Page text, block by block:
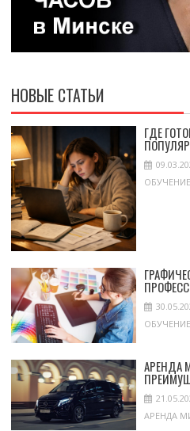
НОВЫЕ СТАТЬИ
ГДЕ
ОБУЧЕНИЕ
ОБУЧЕНИЕ
АРЕНДА
АРЕНДА